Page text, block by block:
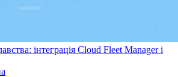
інтеграція Cloud Fleet Manager і